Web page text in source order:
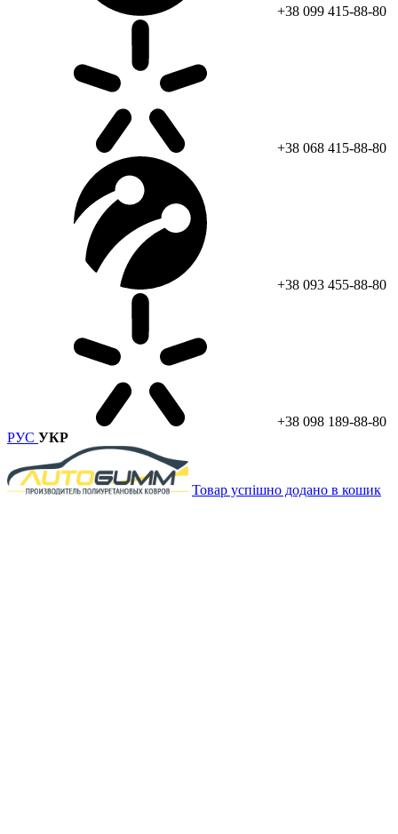
+38 099 415-88-80
+38 068 415-88-80
+38 093 455-88-80
+38 098 189-88-80
РУС УКР
Товар успішно додано в кошик